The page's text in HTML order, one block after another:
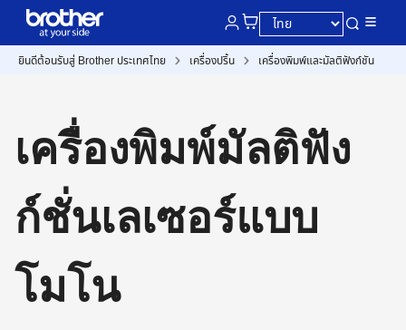
ยินดีต้อนรับสู่ Brother ประเทศไทย เครื่องปริ้น เครื่องพิมพ์และมัลติฟังก์ชัน
เครื่องพิมพ์มัลติฟัง
ก์ชั่นเลเซอร์แบบ
โมโน